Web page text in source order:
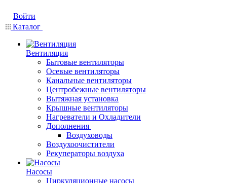
Войти
Каталог
Вентиляция
Бытовые вентиляторы
Осевые вентиляторы
Канальные вентиляторы
Центробежные вентиляторы
Вытяжная установка
Крышные вентиляторы
Нагреватели и Охладители
Дополнения
Воздуховоды
Воздухоочистители
Рекуператоры воздуха
Насосы
Циркуляционные насосы